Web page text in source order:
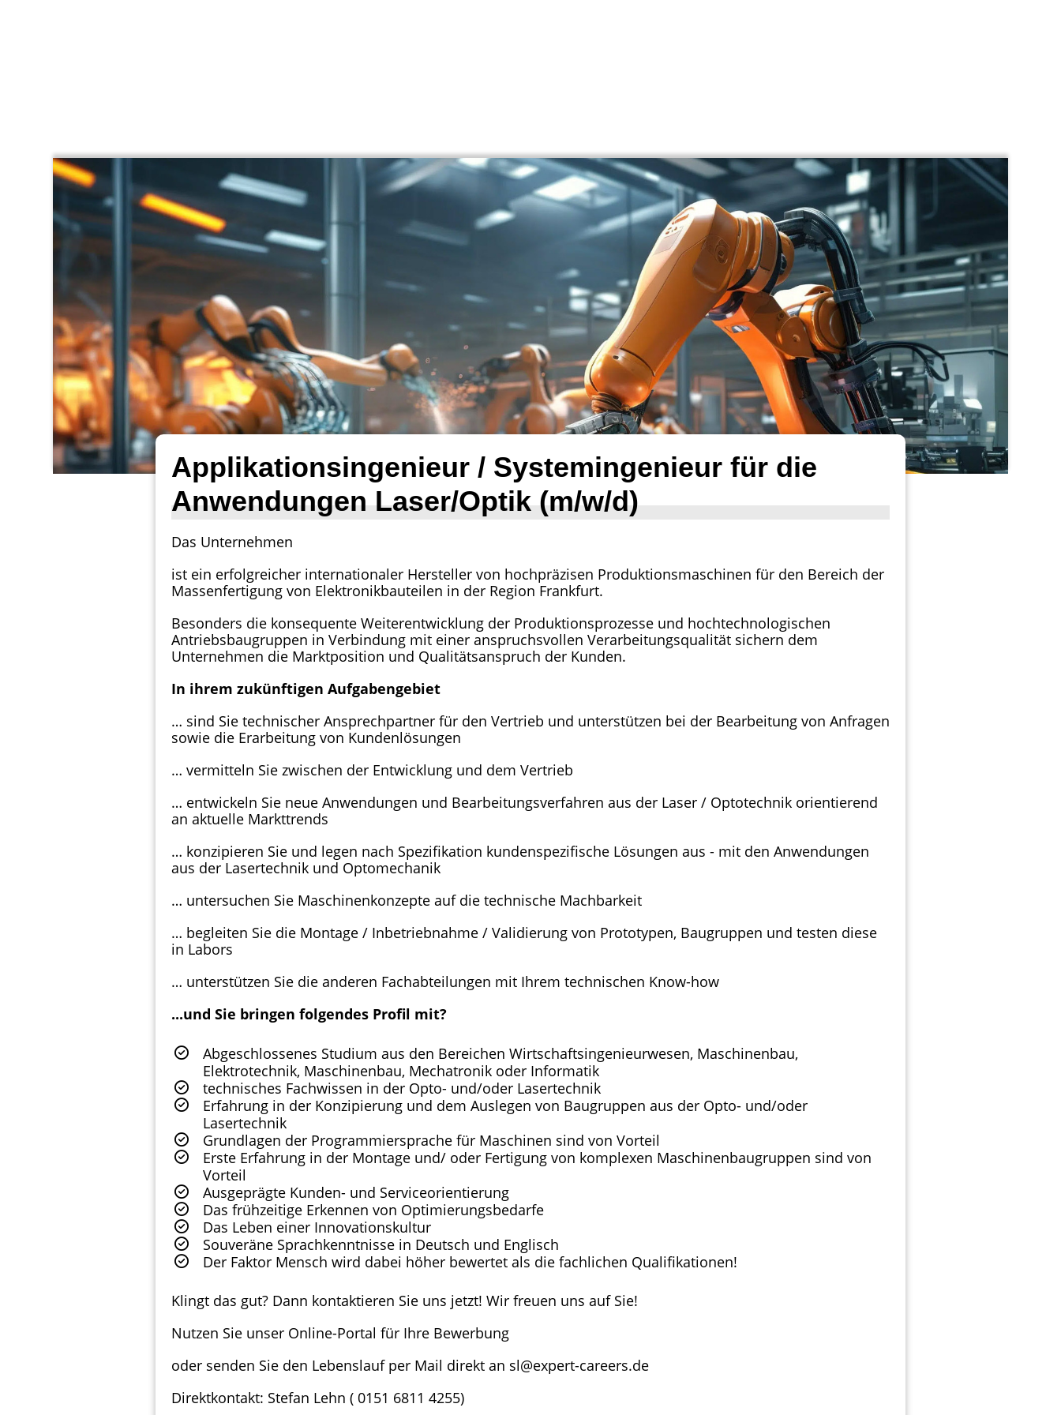
Applikationsingenieur / Systemingenieur für die
Anwendungen Laser/Optik (m/w/d)
Das Unternehmen
ist ein erfolgreicher internationaler Hersteller von hochpräzisen Produktionsmaschinen für den Bereich der
Massenfertigung von Elektronikbauteilen in der Region Frankfurt.
Besonders die konsequente Weiterentwicklung der Produktionsprozesse und hochtechnologischen
Antriebsbaugruppen in Verbindung mit einer anspruchsvollen Verarbeitungsqualität sichern dem
Unternehmen die Marktposition und Qualitätsanspruch der Kunden.
In ihrem zukünftigen Aufgabengebiet
… sind Sie technischer Ansprechpartner für den Vertrieb und unterstützen bei der Bearbeitung von Anfragen
sowie die Erarbeitung von Kundenlösungen
… vermitteln Sie zwischen der Entwicklung und dem Vertrieb
… entwickeln Sie neue Anwendungen und Bearbeitungsverfahren aus der Laser / Optotechnik orientierend
an aktuelle Markttrends
… konzipieren Sie und legen nach Spezifikation kundenspezifische Lösungen aus - mit den Anwendungen
aus der Lasertechnik und Optomechanik
… untersuchen Sie Maschinenkonzepte auf die technische Machbarkeit
… begleiten Sie die Montage / Inbetriebnahme / Validierung von Prototypen, Baugruppen und testen diese
in Labors
… unterstützen Sie die anderen Fachabteilungen mit Ihrem technischen Know-how
...und Sie bringen folgendes Profil mit?
Abgeschlossenes Studium aus den Bereichen Wirtschaftsingenieurwesen, Maschinenbau,
Elektrotechnik, Maschinenbau, Mechatronik oder Informatik
technisches Fachwissen in der Opto- und/oder Lasertechnik
Erfahrung in der Konzipierung und dem Auslegen von Baugruppen aus der Opto- und/oder
Lasertechnik
Grundlagen der Programmiersprache für Maschinen sind von Vorteil
Erste Erfahrung in der Montage und/ oder Fertigung von komplexen Maschinenbaugruppen sind von
Vorteil
Ausgeprägte Kunden- und Serviceorientierung
Das frühzeitige Erkennen von Optimierungsbedarfe
Das Leben einer Innovationskultur
Souveräne Sprachkenntnisse in Deutsch und Englisch
Der Faktor Mensch wird dabei höher bewertet als die fachlichen Qualifikationen!
Klingt das gut? Dann kontaktieren Sie uns jetzt! Wir freuen uns auf Sie!
Nutzen Sie unser Online-Portal für Ihre Bewerbung
oder senden Sie den Lebenslauf per Mail direkt an sl@expert-careers.de
Direktkontakt: Stefan Lehn ( 0151 6811 4255)